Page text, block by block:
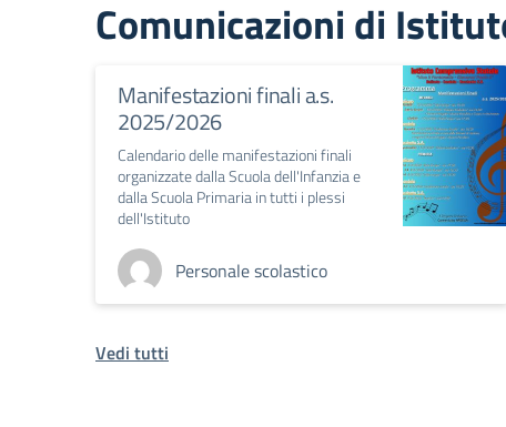
Comunicazioni di
Manifestazioni finali a.s.
2025/2026
Calendario delle manifestazioni finali
organizzate dalla Scuola dell'Infanzia e
dalla Scuola Primaria in tutti i plessi
dell'Istituto
Personale scolastico
Vedi tutti